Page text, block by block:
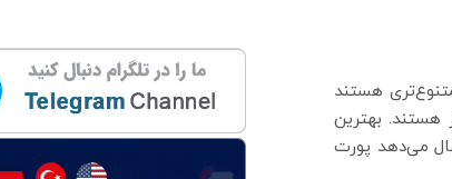
هستند
بهترین
می‌دهد پورت